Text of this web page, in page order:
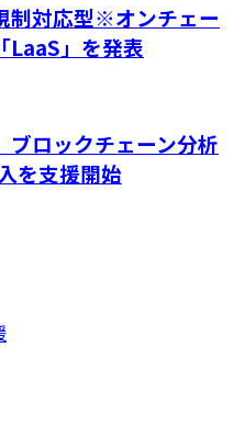
制対応型※オンチェー
LaaS」を発表
ロックチェーン分析
を支援開始